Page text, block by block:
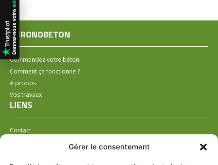
Gérer le consentement
CHRONOBETON
Commandez votre béton
Comment ça fonctionne ?
A propos
Vos travaux
LIENS
Contact